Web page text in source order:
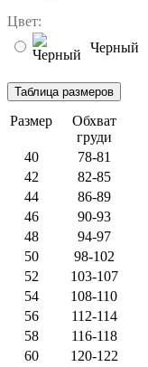
Цвет:
Черный
Размер
Обхват
груди
40 78-81
42
82-85
44
86-89
46
90-93
48
94-97
50
98-102
52
103-107
54
108-110
56
112-114
58
116-118
60
120-122